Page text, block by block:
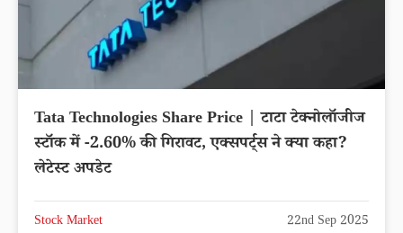
Tata Technologies Share Price | टाटा टेक्नोलॉजीज
स्टॉक में -2.60% की गिरावट, एक्सपर्ट्स ने क्या कहा?
लेटेस्ट अपडेट
Stock Market 22nd Sep 2025